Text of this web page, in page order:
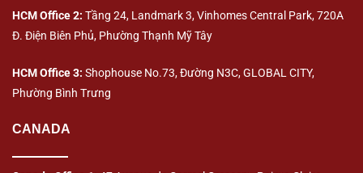
HCM Office 2: Tầng 24, Landmark 3, Vinhomes Central Park, 720A
Đ. Điện Biên Phủ, Phường Thạnh Mỹ Tây
HCM Office 3: Shophouse No.73, Đường N3C, GLOBAL CITY,
Phường Bình Trưng
CANADA